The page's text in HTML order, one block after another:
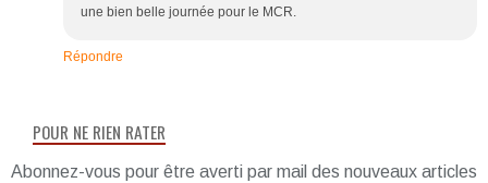
une bien belle journée pour le MCR.
Répondre
POUR NE RIEN RATER
Abonnez-vous pour être averti par mail des nouveaux articles